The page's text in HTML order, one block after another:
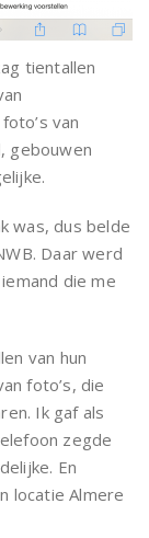
tientallen
van
gebouwen
was, dus belde
Daar werd
die me
van hun
foto’s, die
Ik gaf als
zegde
En
locatie Almere